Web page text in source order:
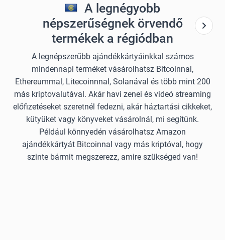
A legnégyobb
népszerűségnek örvendő
termékek a régiódban
A legnépszerűbb ajándékkártyáinkkal számos
mindennapi terméket vásárolhatsz Bitcoinnal,
Ethereummal, Litecoinnnal, Solanával és több mint 200
más kriptovalutával. Akár havi zenei és videó streaming
előfizetéseket szeretnél fedezni, akár háztartási cikkeket,
kütyüket vagy könyveket vásárolnál, mi segítünk.
Például könnyedén vásárolhatsz Amazon
ajándékkártyát Bitcoinnal vagy más kriptóval, hogy
szinte bármit megszerezz, amire szükséged van!